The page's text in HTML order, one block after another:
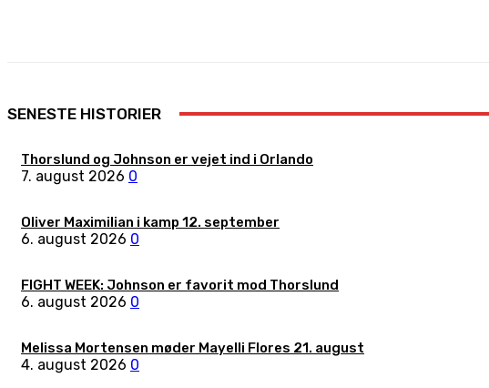
SENESTE HISTORIER
Thorslund og Johnson er vejet ind i Orlando
7. august 2026 0
Oliver Maximilian i kamp 12. september
6. august 2026 0
FIGHT WEEK: Johnson er favorit mod Thorslund
6. august 2026 0
Melissa Mortensen møder Mayelli Flores 21. august
4. august 2026 0